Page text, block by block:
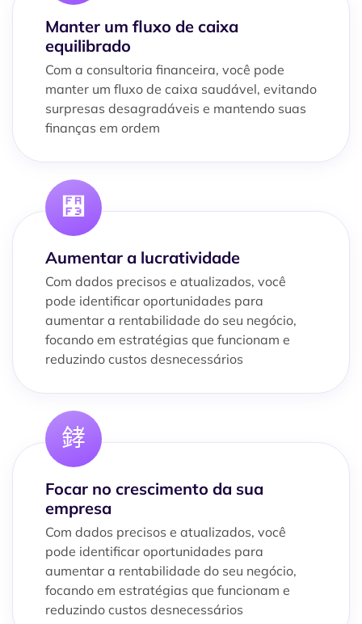
Manter um fluxo de caixa
equilibrado
Com a consultoria financeira, você pode
manter um fluxo de caixa saudável, evitando
surpresas desagradáveis e mantendo suas
finanças em ordem
Aumentar a lucratividade
Com dados precisos e atualizados, você
pode identificar oportunidades para
aumentar a rentabilidade do seu negócio,
focando em estratégias que funcionam e
reduzindo custos desnecessários
Focar no crescimento da sua
empresa
Com dados precisos e atualizados, você
pode identificar oportunidades para
aumentar a rentabilidade do seu negócio,
focando em estratégias que funcionam e
reduzindo custos desnecessários